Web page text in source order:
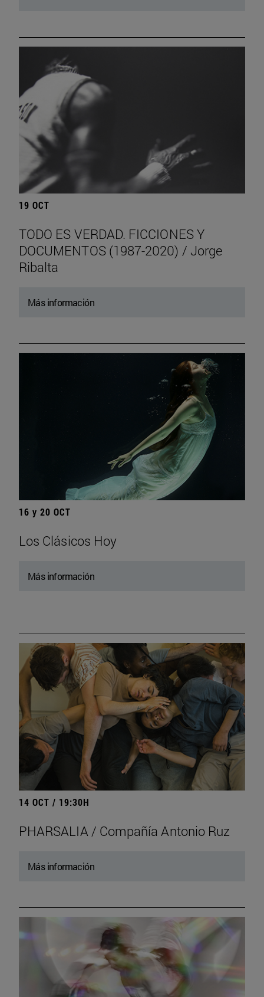
19 OCT
TODO ES VERDAD. FICCIONES Y
DOCUMENTOS (1987-2020) / Jorge
Ribalta
Más información
16 y 20 OCT
Los Clásicos Hoy
Más información
14 OCT / 19:30H
PHARSALIA / Compañía Antonio Ruz
Más información